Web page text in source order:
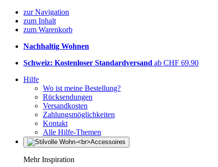
zur Navigation
zum Inhalt
zum Warenkorb
Nachhaltig Wohnen
Schweiz: Kostenloser Standardversand ab CHF 69.90
Hilfe
Wo ist meine Bestellung?
Rücksendungen
Versandkosten
Zahlungsmöglichkeiten
Kontakt
Alle Hilfe-Themen
Mehr Inspiration